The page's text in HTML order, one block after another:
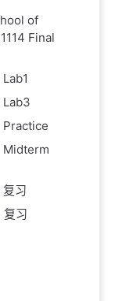
of
Final
Lab3
Practice
Midterm
习
复习